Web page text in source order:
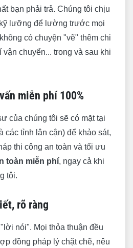
bạn phải trả. Chúng tôi chịu
lưỡng để lường trước mọi
có chuyện "vẽ" thêm chi
chuyển... trong và sau khi
miễn phí 100%
của chúng tôi sẽ có mặt tại
các tỉnh lân cận) để khảo sát,
thi công an toàn và tối ưu
toàn miễn phí, ngay cả khi
tôi.
rõ ràng
nói". Mọi thỏa thuận đều
đồng pháp lý chặt chẽ, nêu